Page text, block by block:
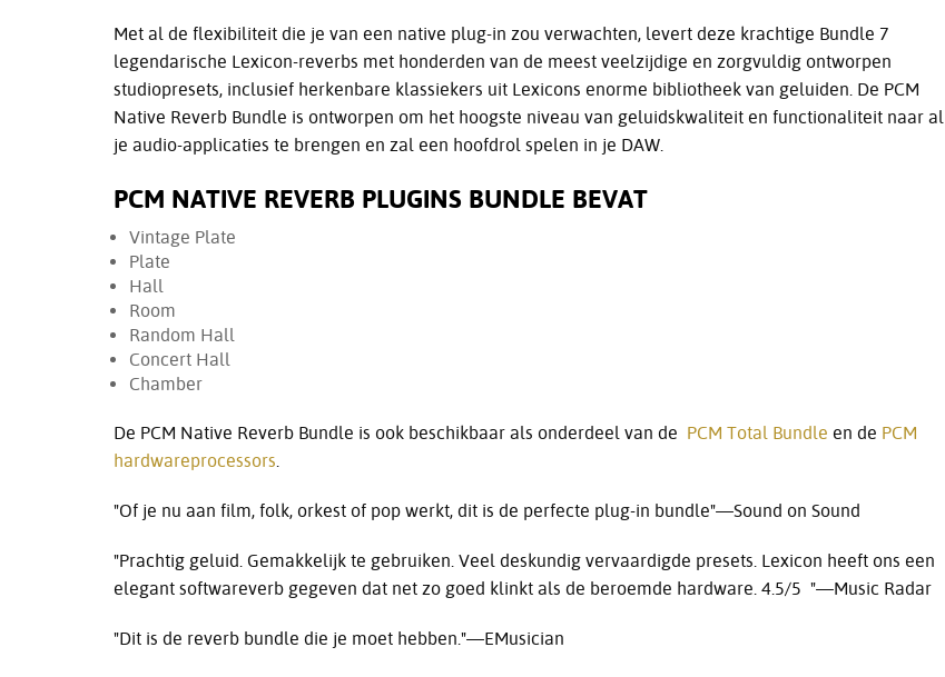
Met al de flexibiliteit die je van een native plug-in zou verwachten, levert deze krachtige Bundle 7
legendarische Lexicon-reverbs met honderden van de meest veelzijdige en zorgvuldig ontworpen
studiopresets, inclusief herkenbare klassiekers uit Lexicons enorme bibliotheek van geluiden. De PCM
Native Reverb Bundle is ontworpen om het hoogste niveau van geluidskwaliteit en functionaliteit naar al
je audio-applicaties te brengen en zal een hoofdrol spelen in je DAW.
PCM NATIVE REVERB PLUGINS BUNDLE BEVAT
Vintage Plate
Plate
Hall
Room
Random Hall
Concert Hall
Chamber
De PCM Native Reverb Bundle is ook beschikbaar als onderdeel van de PCM Total Bundle en de PCM
hardwareprocessors.
"Of je nu aan film, folk, orkest of pop werkt, dit is de perfecte plug-in bundle"—Sound on Sound
"Prachtig geluid. Gemakkelijk te gebruiken. Veel deskundig vervaardigde presets. Lexicon heeft ons een
elegant softwareverb gegeven dat net zo goed klinkt als de beroemde hardware. 4.5/5 "—Music Radar
"Dit is de reverb bundle die je moet hebben."—EMusician